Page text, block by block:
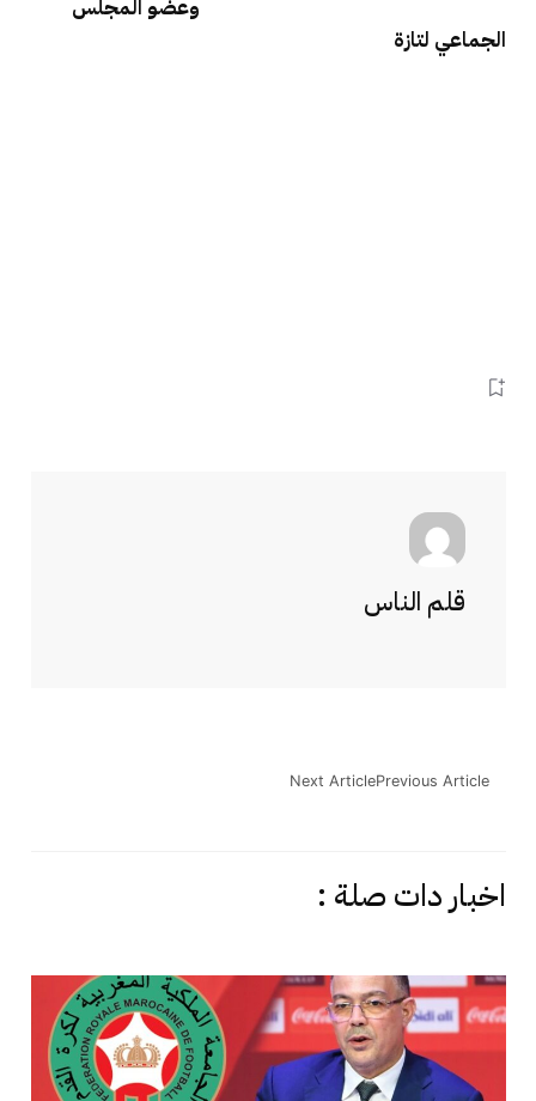
وعضو المجلس
الجماعي لتازة
قلم الناس
Previous Article
Next Article
اخبار دات صلة :